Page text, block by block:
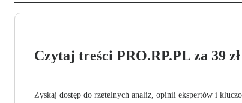
Czytaj treści PRO.RP.PL za 39
Zyskaj dostęp do rzetelnych analiz, opinii ekspertów i